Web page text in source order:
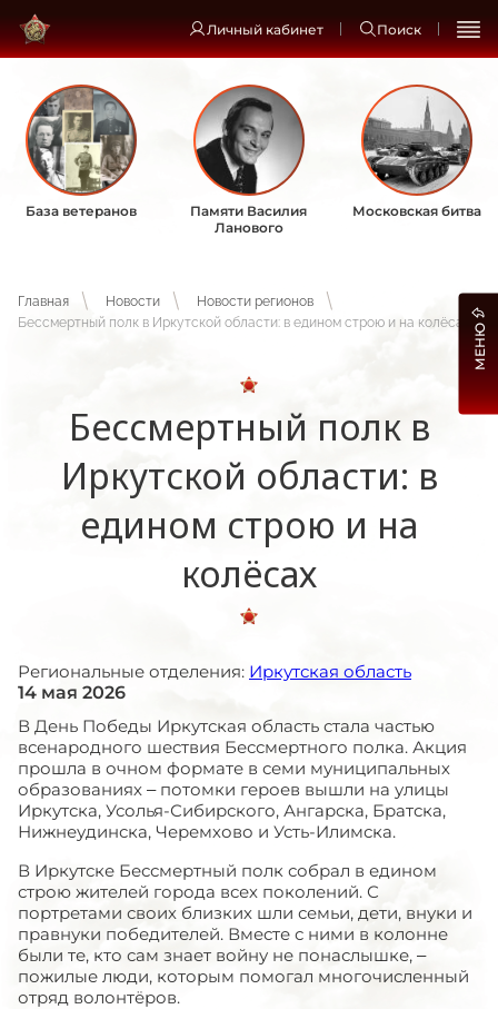
Личный кабинет Поиск
База ветеранов
Памяти Василия
Ланового
Московская битва
Главная Новости
Новости регионов
Бессмертный полк в Иркутской области: в едином строю и на колёсах
Бессмертный полк в
Иркутской области: в
едином строю и на
колёсах
Региональные отделения: Иркутская область
14 мая 2026
В День Победы Иркутская область стала частью
всенародного шествия Бессмертного полка. Акция
прошла в очном формате в семи муниципальных
образованиях – потомки героев вышли на улицы
Иркутска, Усолья-Сибирского, Ангарска, Братска,
Нижнеудинска, Черемхово и Усть-Илимска.
В Иркутске Бессмертный полк собрал в едином
строю жителей города всех поколений. С
портретами своих близких шли семьи, дети, внуки и
правнуки победителей. Вместе с ними в колонне
были те, кто сам знает войну не понаслышке, –
пожилые люди, которым помогал многочисленный
отряд волонтёров.
МЕНЮ